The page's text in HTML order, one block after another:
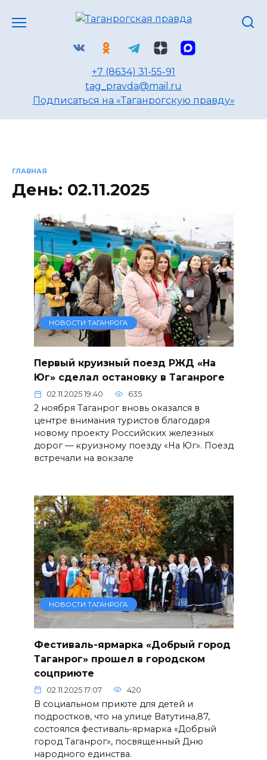
+7 (8634) 31-55-91
tag_pravda@mail.ru
Подписаться на «Таганрогскую правду»
ГЛАВНАЯ
День: 02.11.2025
НОВОСТИ ТАГАНРОГА
Первый круизный поезд РЖД «На
Юг» сделал остановку в Таганроге
02.11.2025 19:40 635
2 ноября Таганрог вновь оказался в
центре внимания туристов благодаря
новому проекту Российских железных
дорог — круизному поезду «На Юг». Поезд
встречали на вокзале
НОВОСТИ ТАГАНРОГА
Фестиваль-ярмарка «Добрый город
Таганрог» прошел в городском
соцприюте
02.11.2025 17:07 420
В социальном приюте для детей и
подростков, что на улице Ватутина,87,
состоялся фестиваль-ярмарка «Добрый
город Таганрог», посвященный Дню
народного единства.